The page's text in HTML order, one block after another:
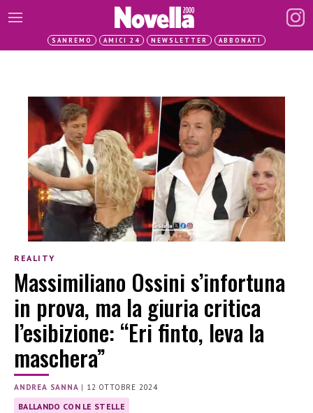
SANREMO AMICI 24 NEWSLETTER ABBONATI
REALITY
Massimiliano Ossini s’infortuna
in prova, ma la giuria critica
l’esibizione: “Eri finto, leva la
maschera”
ANDREA SANNA | 12 OTTOBRE 2024
BALLANDO CON LE STELLE